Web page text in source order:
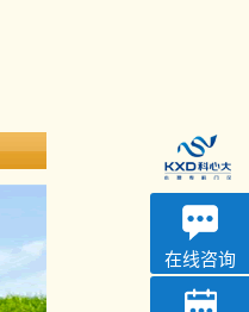
深科
心理咨询
在线咨询